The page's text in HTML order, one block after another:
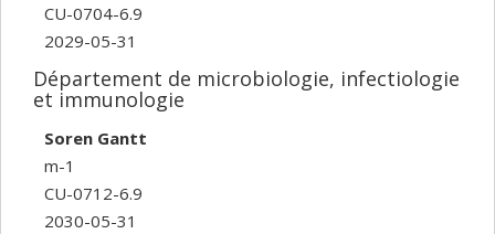
CU-0704-6.9
2029-05-31
Département de microbiologie, infectiologie
et immunologie
Soren Gantt
m-1
CU-0712-6.9
2030-05-31